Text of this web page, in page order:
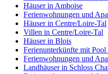
Häuser in Amboise
Ferienwohnungen und
Häuser in Centre/Loire-Tal
Villen in Centre/Loire-Tal
Häuser in Blois
Ferienunterkünfte mit
Ferienwohnungen und
Landhäuser in Schloss